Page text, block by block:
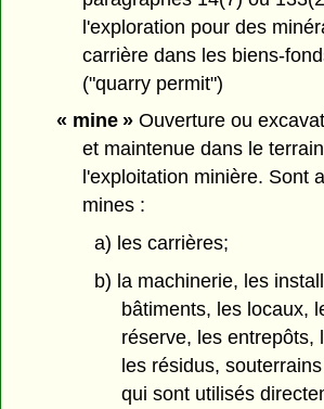
l'exploration pour des
carrière dans les biens-
("quarry permit")
« mine »Ouverture ou
et maintenue dans le
l'exploitation minière. Sont
mines :
a) les carrières;
b) la machinerie, les
bâtiments, les locaux,
réserve, les entrepôts,
les résidus,
qui sont utilisés